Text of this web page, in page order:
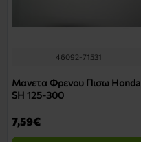
46092-71531
Μανετα Φρενου Πισω Honda
SH 125-300
7,59€